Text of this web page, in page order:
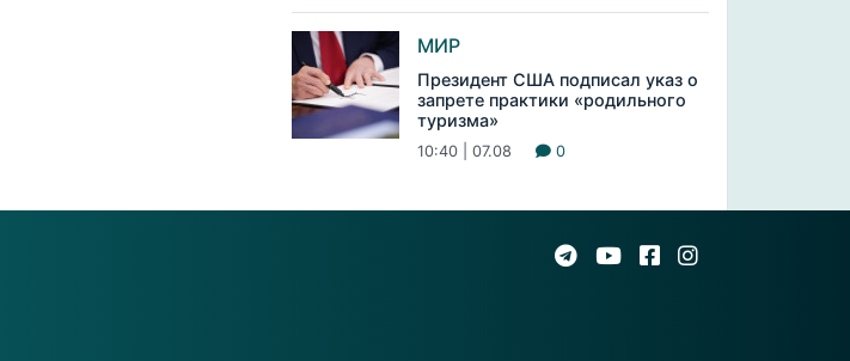
МИР
Президент США подписал указ о
запрете практики «родильного
туризма»
10:40 | 07.08 0